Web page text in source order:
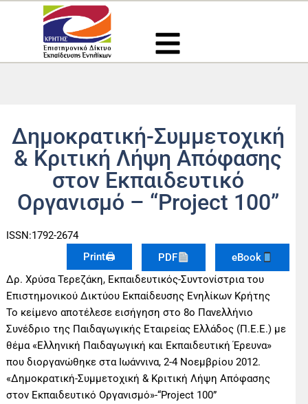
Μετάβαση
περιεχόμενο
Δημοκρατική-Συμμετοχική
& Κριτική Λήψη Απόφασης
στον Εκπαιδευτικό
Οργανισμό – “Project 100”
ISSN:1792-2674
Print🖨
PDF
eBook
Δρ. Χρύσα Τερεζάκη, Eκπαιδευτικός-Συντονίστρια του
Επιστημονικού Δικτύου Εκπαίδευσης Ενηλίκων Κρήτης
Το κείμενο αποτέλεσε εισήγηση στο 8ο Πανελλήνιο
Συνέδριο της Παιδαγωγικής Εταιρείας Ελλάδος (Π.Ε.Ε.) με
θέμα «Ελληνική Παιδαγωγική και Εκπαιδευτική Έρευνα»
που διοργανώθηκε στα Ιωάννινα, 2-4 Νοεμβρίου 2012.
«Δημοκρατική-Συμμετοχική & Κριτική Λήψη Απόφασης
στον Εκπαιδευτικό Οργανισμό»-“Project 100”